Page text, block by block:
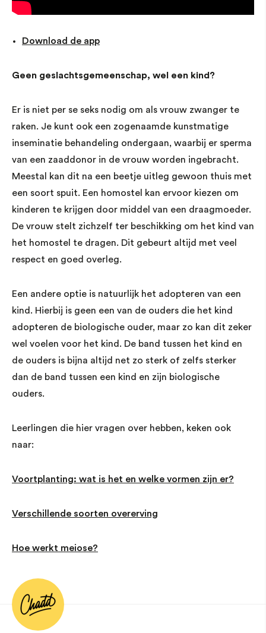
Download de app
Geen geslachtsgemeenschap, wel een kind?
Er is niet per se seks nodig om als vrouw zwanger te
raken. Je kunt ook een zogenaamde kunstmatige
inseminatie behandeling ondergaan, waarbij er sperma
van een zaaddonor in de vrouw worden ingebracht.
Meestal kan dit na een beetje uitleg gewoon thuis met
een soort spuit. Een homostel kan ervoor kiezen om
kinderen te krijgen door middel van een draagmoeder.
De vrouw stelt zichzelf ter beschikking om het kind van
het homostel te dragen. Dit gebeurt altijd met veel
respect en goed overleg.
Een andere optie is natuurlijk het adopteren van een
kind. Hierbij is geen een van de ouders die het kind
adopteren de biologische ouder, maar zo kan dit zeker
wel voelen voor het kind. De band tussen het kind en
de ouders is bijna altijd net zo sterk of zelfs sterker
dan de band tussen een kind en zijn biologische
ouders.
Leerlingen die hier vragen over hebben, keken ook
naar:
Voortplanting: wat is het en welke vormen zijn er?
Verschillende soorten overerving
Hoe werkt meiose?